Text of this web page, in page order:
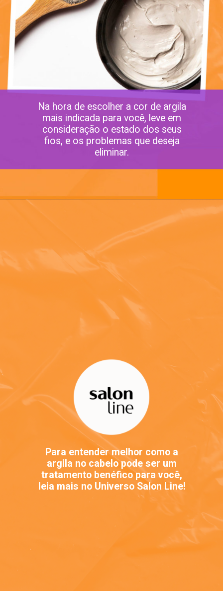
Na hora de escolher a cor de argila
mais indicada para você, leve em
consideração o estado dos seus
fios, e os problemas que deseja
eliminar.
Para entender melhor como a
argila no cabelo pode ser um
tratamento benéfico para você,
leia mais no Universo Salon Line!